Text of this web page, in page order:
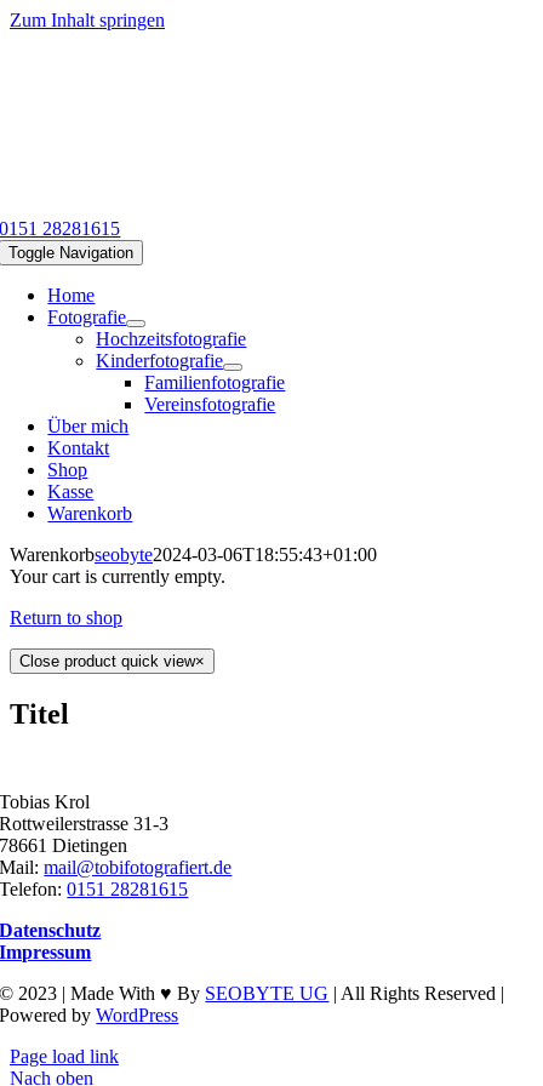
Zum Inhalt springen
0151 28281615
Toggle Navigation
Home
Fotografie
Hochzeitsfotografie
Kinderfotografie
Familienfotografie
Vereinsfotografie
Über mich
Kontakt
Shop
Kasse
Warenkorb
Warenkorbseobyte2024-03-06T18:55:43+01:00
Your cart is currently empty.
Return to shop
Close product quick view×
Titel
Tobias Krol
Rottweilerstrasse 31-3
78661 Dietingen
Mail:mail@tobifotografiert.de
Telefon:0151 28281615
Datenschutz
Impressum
© 2023 | Made With ♥ By SEOBYTE UG | All Rights Reserved |
Powered byWordPress
Page load link
Nach oben